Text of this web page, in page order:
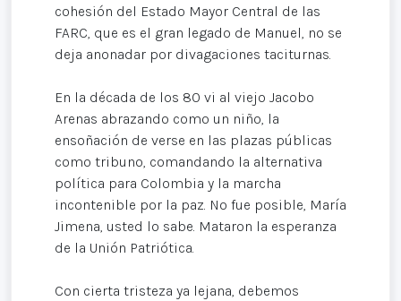
cohesión del Estado Mayor Central de las
FARC, que es el gran legado de Manuel, no se
deja anonadar por divagaciones taciturnas.
En la década de los 80 vi al viejo Jacobo
Arenas abrazando como un niño, la
ensoñación de verse en las plazas públicas
como tribuno, comandando la alternativa
política para Colombia y la marcha
incontenible por la paz. No fue posible, María
Jimena, usted lo sabe. Mataron la esperanza
de la Unión Patriótica.
Con cierta tristeza ya lejana, debemos